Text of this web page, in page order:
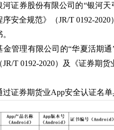
河证券股份有限公司的“银河
安全规范》（JR/T 0192-
金管理有限公司的“华夏活期
T 0192-2020）及《证券期
过证券期货业App安全认证名单